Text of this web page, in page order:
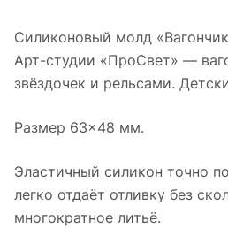
Силиконовый молд
Арт-студии «ПроСвет» —
звёздочек и рельсами.
Размер 63×48 мм.
Эластичный силикон точно
легко отдаёт отливку без
многократное литьё.